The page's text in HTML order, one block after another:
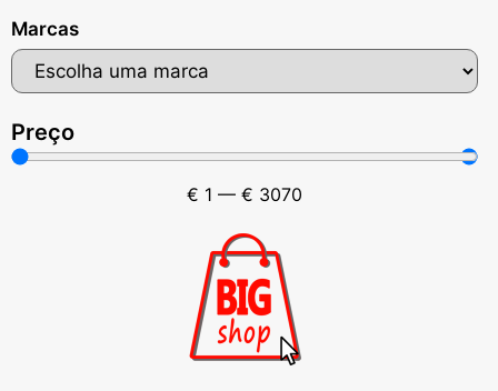
Marcas
Preço
€ 1 — € 3070